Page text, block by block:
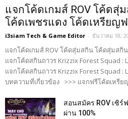
แจกโค้ดเกมส์ ROV โค้ด
โค้ดเพชรแดง โค้ดเหรียญฟ
i3siam Tech & Game Editor - ธันวาคม 18,
แจกโค้ดเกมส์ ROV โค้ดสุ่มสกิน โค้ดสุ่มสกิ
แจกโค้ดสกินถาวร Krizzix Forest Squad :
แจกโค้ดสกินถาวร Krizzix Forest Squad :
บทความที่เกี่ยวข้อง >>> แจกฟรีโค้ดเหรียญ
สอนสมัคร ROV เซิร์
ผ่าน 100%